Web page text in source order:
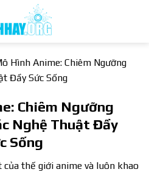
Hình Anime: Chiêm Ngưỡng
Đầy Sức Sống
Chiêm Ngưỡng
Nghệ Thuật Đầy
Sống
thế giới anime và luôn khao